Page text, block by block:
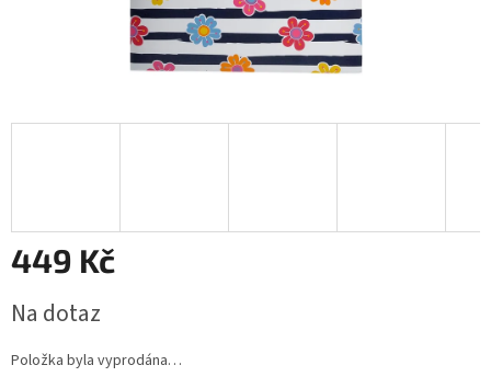
449 Kč
cena:
Na dotaz
Položka byla vyprodána…